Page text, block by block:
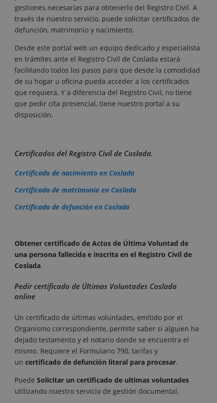
gestiones necesarias para obtenerlo del Registro Civil. A
través de nuestro servicio, puede solicitar certificados de
defunción, matrimonio y nacimiento.
Desde este portal web un equipo dedicado y especialista
en trámites ante el Registro Civil de Coslada estará
facilitando todos los pasos para que desde la comodidad
de su hogar u oficina pueda acceder a los certificados
que requiera. Y a diferencia del Registro Civil, no tiene
que pedir cita presencial, tiene nuestro portal a su
disposición.
Certificados del Registro Civil de Coslada.
Certificado de nacimiento en Coslada
Certificado de matrimonio en Coslada
Certificado de defunción en Coslada
Obtener certificado de Actos de Última Voluntad de
una persona fallecida e inscrita en el Registro Civil de
Coslada
Pedir certificado de Últimas Voluntades Coslada
online
Un certificado de últimas voluntades, emitido por el
Organismo correspondiente, permite saber si alguien ha
dejado testamento y el notario donde se encuentra el
mismo. Requiere el Formulario 790, tarifas y
un certificado de defunción literal para procesar.
Puede Solicitar un certificado de ultimas voluntades
utilizando nuestro servicio de gestión documental.